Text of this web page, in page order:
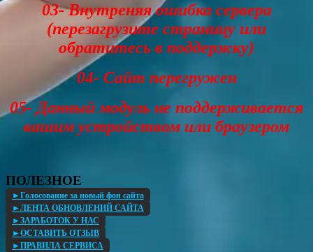
03- Внутреняя ошибка сервера
(перезагрузите страницу или
обратитесь в поддержку)
04- Сайт перегружен
05- Данный модуль не поддерживается
вашим устройством или браузером
ПОЛЕЗНОЕ
►Голосование за новый фон сайта
►ЛЕНТА ОБНОВЛЕНИЙ САЙТА
►ЗАРАБОТОК У НАС
►ОСТАВИТЬ ОТЗЫВ
►ПРАВИЛА СЕРВИСА